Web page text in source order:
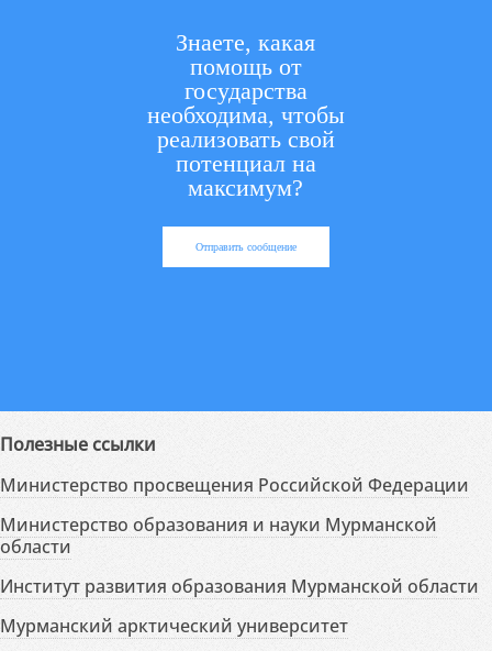
Знаете, какая
помощь от
государства
необходима, чтобы
реализовать свой
потенциал на
максимум?
Отправить сообщение
Полезные ссылки
Министерство просвещения Российской Федерации
Министерство образования и науки Мурманской
области
Институт развития образования Мурманской области
Мурманский арктический университет